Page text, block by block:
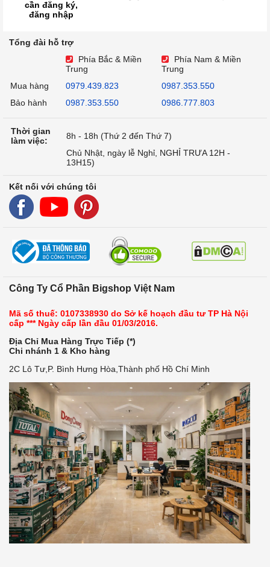
cần đăng ký,
đăng nhập
Tổng đài hỗ trợ
Phía Bắc & Miền
Trung
Phía Nam & Miền
Trung
Mua hàng
0979.439.823
0987.353.550
Bảo hành
0987.353.550 0986.777.803
Thời gian
làm việc:
8h - 18h (Thứ 2 đến Thứ 7)
Chủ Nhật, ngày lễ Nghỉ, NGHỈ TRƯA 12H -
13H15)
Kết nối với chúng tôi
Công Ty Cổ Phần Bigshop Việt Nam
Mã số thuế: 0107338930 do Sở kế hoạch đầu tư TP Hà Nội
cấp *** Ngày cấp lần đầu 01/03/2016.
Địa Chỉ Mua Hàng Trực Tiếp (*)
Chi nhánh 1 & Kho hàng
2C Lô Tư,P. Bình Hưng Hòa,Thành phố Hồ Chí Minh